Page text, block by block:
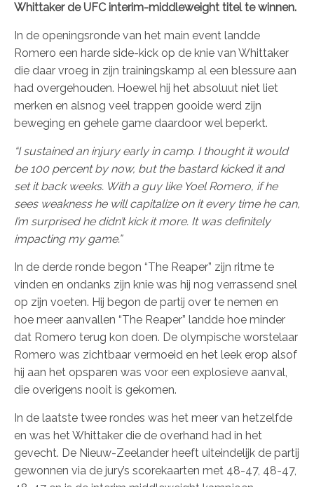
Whittaker de UFC interim-middleweight titel te winnen.
In de openingsronde van het main event landde
Romero een harde side-kick op de knie van Whittaker
die daar vroeg in zijn trainingskamp al een blessure aan
had overgehouden. Hoewel hij het absoluut niet liet
merken en alsnog veel trappen gooide werd zijn
beweging en gehele game daardoor wel beperkt.
“I sustained an injury early in camp. I thought it would
be 100 percent by now, but the bastard kicked it and
set it back weeks. With a guy like Yoel Romero, if he
sees weakness he will capitalize on it every time he can,
I’m surprised he didn’t kick it more. It was definitely
impacting my game.”
In de derde ronde begon “The Reaper” zijn ritme te
vinden en ondanks zijn knie was hij nog verrassend snel
op zijn voeten. Hij begon de partij over te nemen en
hoe meer aanvallen “The Reaper” landde hoe minder
dat Romero terug kon doen. De olympische worstelaar
Romero was zichtbaar vermoeid en het leek erop alsof
hij aan het opsparen was voor een explosieve aanval,
die overigens nooit is gekomen.
In de laatste twee rondes was het meer van hetzelfde
en was het Whittaker die de overhand had in het
gevecht. De Nieuw-Zeelander heeft uiteindelijk de partij
gewonnen via de jury’s scorekaarten met 48-47, 48-47,